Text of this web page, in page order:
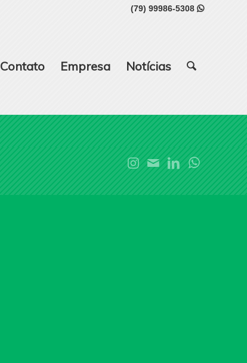
(79) 99986-5308 
Contato Empresa Notícias